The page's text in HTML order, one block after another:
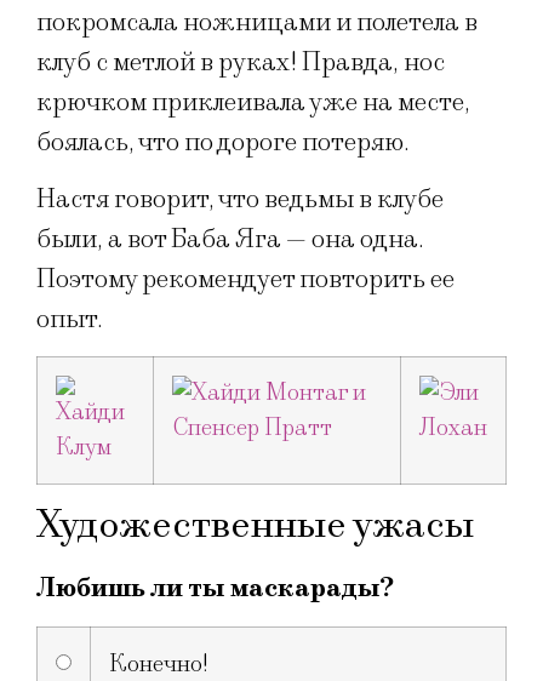
покромсала ножницами и полетела в
клуб с метлой в руках! Правда, нос
крючком приклеивала уже на месте,
боялась, что по дороге потеряю.
Настя говорит, что ведьмы в клубе
были, а вот Баба Яга — она одна.
Поэтому рекомендует повторить ее
опыт.
Художественные ужасы
Любишь ли ты маскарады?
Конечно!